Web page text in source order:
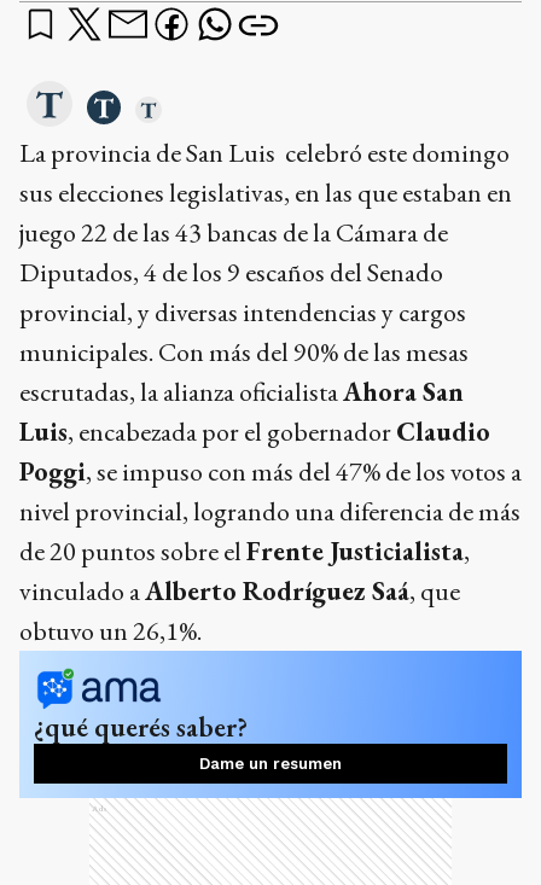
La provincia de San Luis celebró este domingo
sus elecciones legislativas, en las que estaban en
juego 22 de las 43 bancas de la Cámara de
Diputados, 4 de los 9 escaños del Senado
provincial, y diversas intendencias y cargos
municipales. Con más del 90% de las mesas
escrutadas, la alianza oficialistaAhora San
Luis, encabezada por el gobernadorClaudio
Poggi, se impuso con más del 47% de los votos a
nivel provincial, logrando una diferencia de más
de 20 puntos sobre elFrente Justicialista,
vinculado aAlberto Rodríguez Saá, que
obtuvo un 26,1%.
¿qué querés saber?
Dame un resumen
Ads